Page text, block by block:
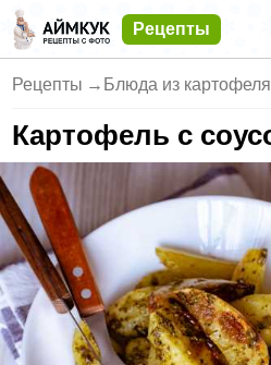
Рецепты
Рецепты → Блюда из картофеля
Картофель с